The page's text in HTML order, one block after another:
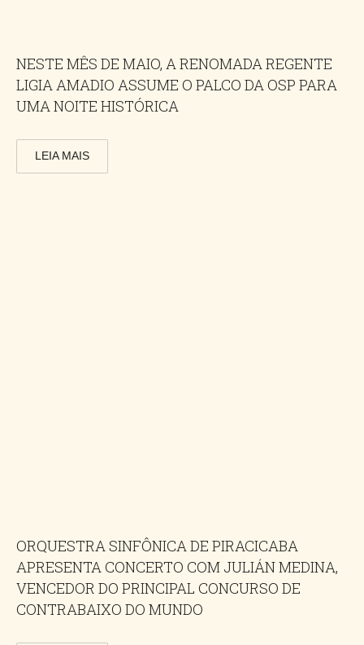
NESTE MÊS DE MAIO, A RENOMADA REGENTE
LIGIA AMADIO ASSUME O PALCO DA OSP PARA
UMA NOITE HISTÓRICA
LEIA MAIS
ORQUESTRA SINFÔNICA DE PIRACICABA
APRESENTA CONCERTO COM JULIÁN MEDINA,
VENCEDOR DO PRINCIPAL CONCURSO DE
CONTRABAIXO DO MUNDO